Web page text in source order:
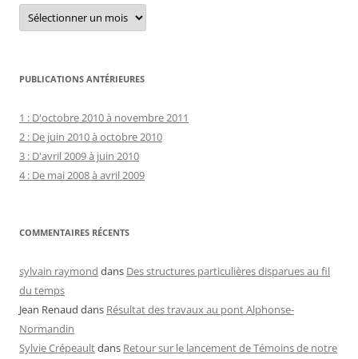
Archives
courantes
PUBLICATIONS ANTÉRIEURES
1 : D'octobre 2010 à novembre 2011
2 : De juin 2010 à octobre 2010
3 : D'avril 2009 à juin 2010
4 : De mai 2008 à avril 2009
COMMENTAIRES RÉCENTS
sylvain raymond dans Des structures particulières disparues au fil
du temps
Jean Renaud dans Résultat des travaux au pont Alphonse-
Normandin
Sylvie Crépeaultdans Retour sur le lancement de Témoins de notre